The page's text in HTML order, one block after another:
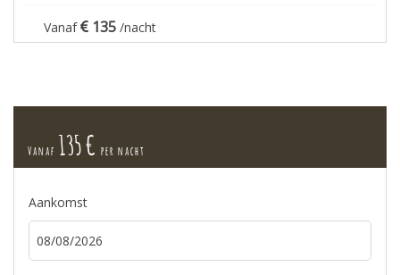
Vanaf 135 /nacht
Vanaf 135 € per nacht
Aankomst